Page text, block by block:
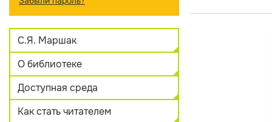
С.Я. Маршак
О библиотеке
Доступная среда
Как стать читателем